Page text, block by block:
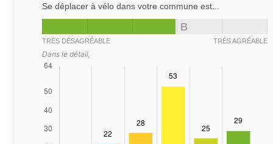
Se déplacer à vélo dans votre commune est...
B
TRÈS DÉSAGRÉABLE TRÈS AGRÉABLE
Dans le détail,